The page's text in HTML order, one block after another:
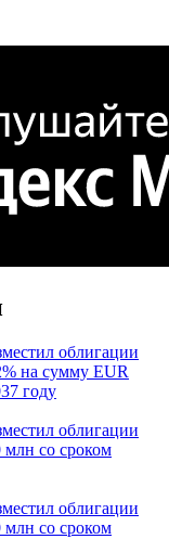
облигации
на сумму EUR
году
облигации
со сроком
облигации
со сроком